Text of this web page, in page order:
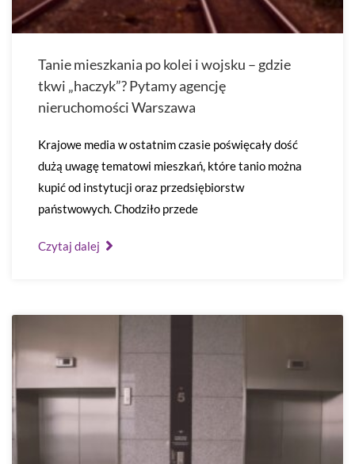
Tanie mieszkania po kolei i wojsku – gdzie
tkwi „haczyk”? Pytamy agencję
nieruchomości Warszawa
Krajowe media w ostatnim czasie poświęcały dość
dużą uwagę tematowi mieszkań, które tanio można
kupić od instytucji oraz przedsiębiorstw
państwowych. Chodziło przede
Czytaj dalej